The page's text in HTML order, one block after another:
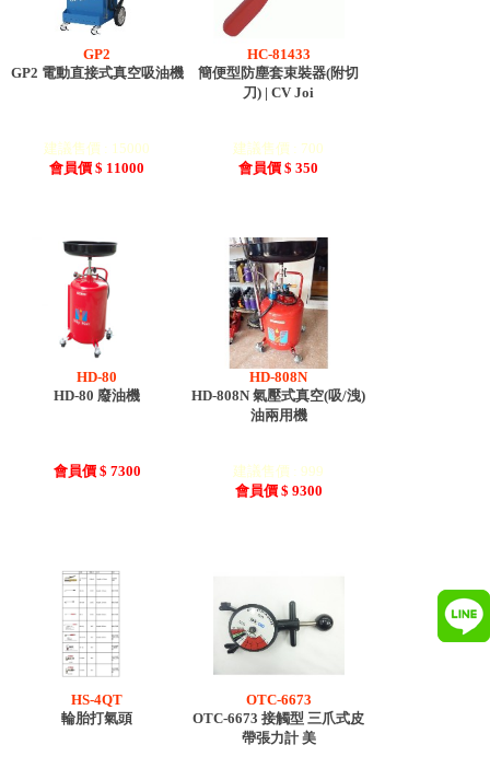
GP2
GP2 電動直接式真空吸油機
建議售價 : 15000
會員價 $ 11000
HC-81433
簡便型防塵套束裝器(附切
刀) | CV Joi
建議售價 : 700
會員價 $ 350
HD-80
HD-80 廢油機
會員價 $ 7300
HD-808N
HD-808N 氣壓式真空(吸/洩)
油兩用機
建議售價 : 999
會員價 $ 9300
HS-4QT
輪胎打氣頭
OTC-6673
OTC-6673 接觸型 三爪式皮
帶張力計 美